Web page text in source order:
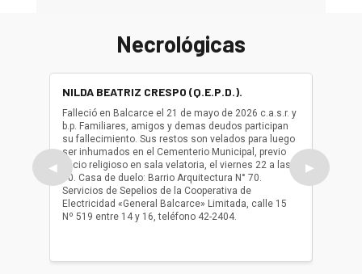
Necrológicas
◀
NILDA BEATRIZ CRESPO (Q.E.P.D.).
Falleció en Balcarce el 21 de mayo de 2026 c.a.s.r. y
b.p. Familiares, amigos y demas deudos participan
su fallecimiento. Sus restos son velados para luego
ser inhumados en el Cementerio Municipal, previo
oficio religioso en sala velatoria, el viernes 22 a las
10. Casa de duelo: Barrio Arquitectura N° 70.
Servicios de Sepelios de la Cooperativa de
Electricidad «General Balcarce» Limitada, calle 15
Nº 519 entre 14 y 16, teléfono 42-2404.
ser
oficio
▶